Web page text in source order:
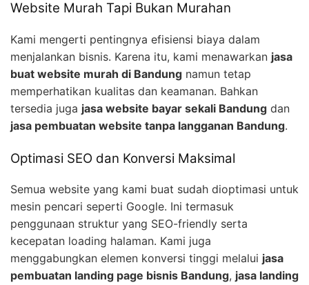
Website Murah Tapi Bukan Murahan
Kami mengerti pentingnya efisiensi biaya dalam
menjalankan bisnis. Karena itu, kami menawarkan jasa
buat website murah di Bandung namun tetap
memperhatikan kualitas dan keamanan. Bahkan
tersedia juga jasa website bayar sekali Bandung dan
jasa pembuatan website tanpa langganan Bandung.
Optimasi SEO dan Konversi Maksimal
Semua website yang kami buat sudah dioptimasi untuk
mesin pencari seperti Google. Ini termasuk
penggunaan struktur yang SEO-friendly serta
kecepatan loading halaman. Kami juga
menggabungkan elemen konversi tinggi melalui jasa
pembuatan landing page bisnis Bandung, jasa landing